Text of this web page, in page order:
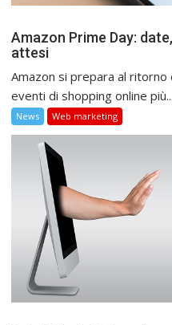
Amazon Prime Day:
attesi
Amazon si prepara al
eventi di shopping online più...
News Web marketing